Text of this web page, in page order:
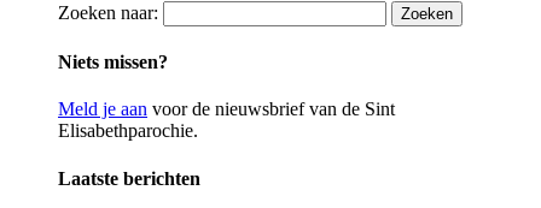
Zoeken naar:
Niets missen?
Meld je aan voor de nieuwsbrief van de Sint
Elisabethparochie.
Laatste berichten